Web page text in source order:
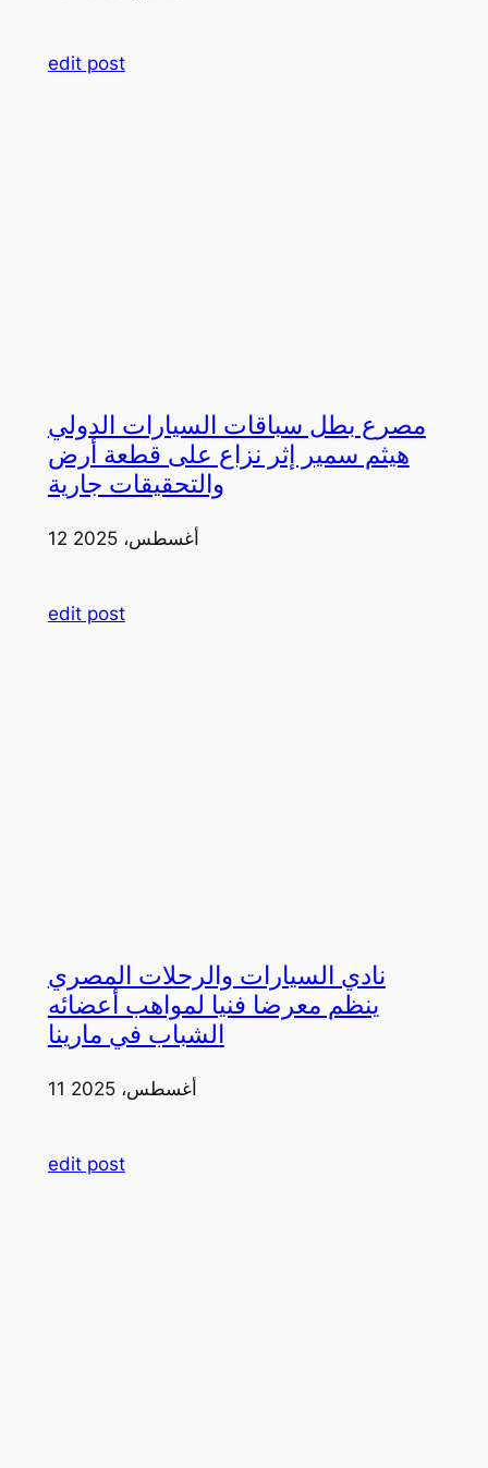
edit post
مصرع بطل سباقات السيارات الدولي
هيثم سمير إثر نزاع على قطعة أرض
والتحقيقات جارية
12 أغسطس، 2025
edit post
نادي السيارات والرحلات المصري
ينظم معرضا فنيا لمواهب أعضائه
الشباب في مارينا
11 أغسطس، 2025
edit post